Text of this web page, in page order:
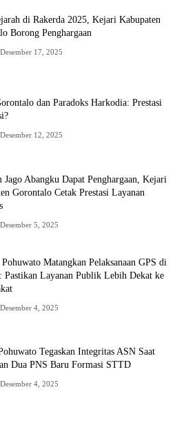
di Rakerda 2025, Kejari Kabupaten
Borong Penghargaan
Desember 17, 2025
dan Paradoks Harkodia: Prestasi
Desember 12, 2025
Jago Abangku Dapat Penghargaan, Kejari
Gorontalo Cetak Prestasi Layanan
Desember 5, 2025
Matangkan Pelaksanaan GPS di
Pastikan Layanan Publik Lebih Dekat ke
Desember 4, 2025
Tegaskan Integritas ASN Saat
Dua PNS Baru Formasi STTD
Desember 4, 2025